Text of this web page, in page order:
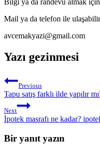
Bilgi ya da randevu almak
Mail ya da telefon ile
avcemakyazi@gmail.com
Yazı gezinmesi
Previous
Tapu satış farklı ilde yapılır
Next
İpotek masrafı ne kadar?
Bir yanıt yazın